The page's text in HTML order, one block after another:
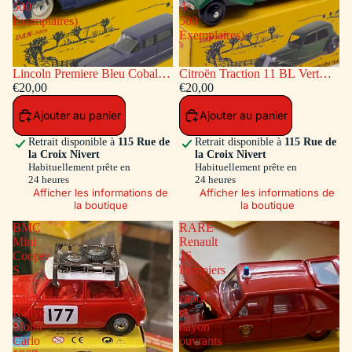
500
Exemplaires)
Lincoln Premiere Bleu Cobalt
(Série de 500 Exemplaires)
€20,00
Ajouter au panier
Retrait disponible à 115 Rue de
la Croix Nivert
Habituellement prête en
24 heures
Afficher les informations de
la boutique
de
500
Exemplaires)
Citroën Traction 11 BL Vert
(Série de 500 Exemplaires)
€20,00
Ajouter au panier
Retrait disponible à 115 Rue de
la Croix Nivert
Habituellement prête en
24 heures
Afficher les informations de
la boutique
BMC
Mini
Cooper
S
#177
Vainqueur
Rallye
Monte
Carlo
RARE
Renault
16
Pompiers
-
capot
et
hayon
ouvrants